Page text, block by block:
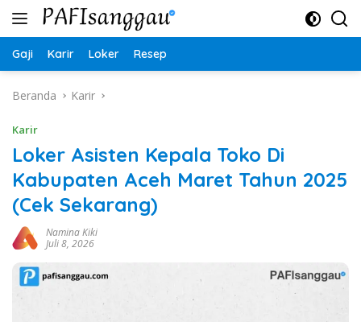
Langsung
Gaji Karir Loker Resep
Beranda Karir
Karir
Loker Asisten Kepala Toko Di
Kabupaten Aceh Maret Tahun 2025
(Cek Sekarang)
Namina Kiki
Juli 8, 2026